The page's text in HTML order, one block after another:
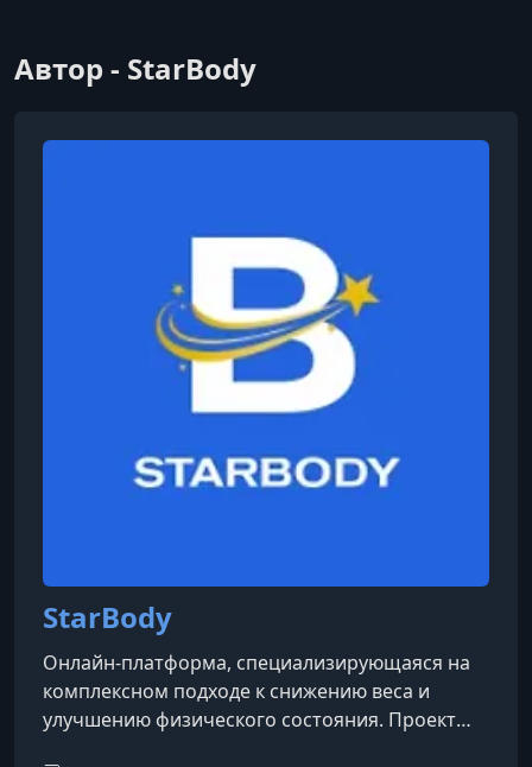
Автор - StarBody
StarBody
Онлайн-платформа, специализирующаяся на
комплексном подходе к снижению веса и
улучшению физического состояния. Проект